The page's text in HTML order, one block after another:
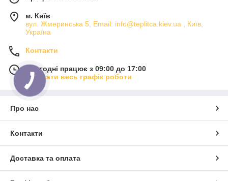
м. Київ
вул. Жмеринська 5, Email: info@teplitca.kiev.ua , Київ,
Україна
Контакти
Сьогодні працює з 09:00 до 17:00
Показати весь графік роботи
Про нас
Контакти
Доставка та оплата